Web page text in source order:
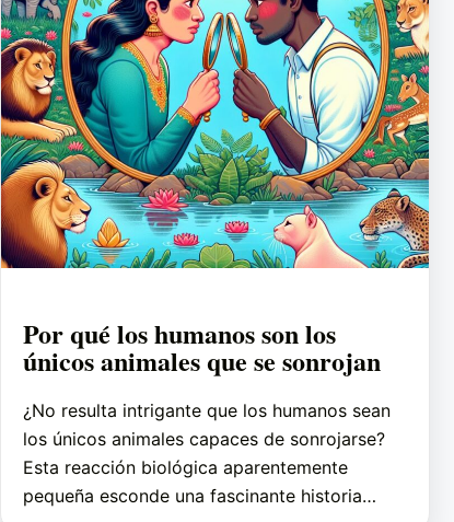
Por qué los humanos son los
únicos animales que se sonrojan
¿No resulta intrigante que los humanos sean
los únicos animales capaces de sonrojarse?
Esta reacción biológica aparentemente
pequeña esconde una fascinante historia…